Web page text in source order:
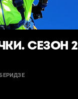
СЕЗОН 2